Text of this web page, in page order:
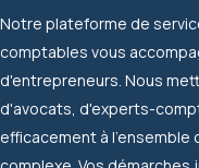
Notre plateforme de
comptables vous
d'entrepreneurs. Nous
d'avocats, d'experts-
efficacement à l'ensemble